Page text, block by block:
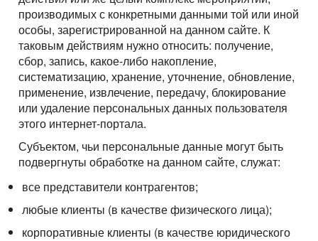
производимых с конкретными данными той или иной
особы, зарегистрированной на данном сайте. К
таковым действиям нужно относить: получение,
сбор, запись, какое-либо накопление,
систематизацию, хранение, уточнение, обновление,
применение, извлечение, передачу, блокирование
или удаление персональных данных пользователя
этого интернет-портала.
Субъектом, чьи персональные данные могут быть
подвергнуты обработке на данном сайте, служат:
все представители контрагентов;
любые клиенты (в качестве физического лица);
корпоративные клиенты (в качестве юридического